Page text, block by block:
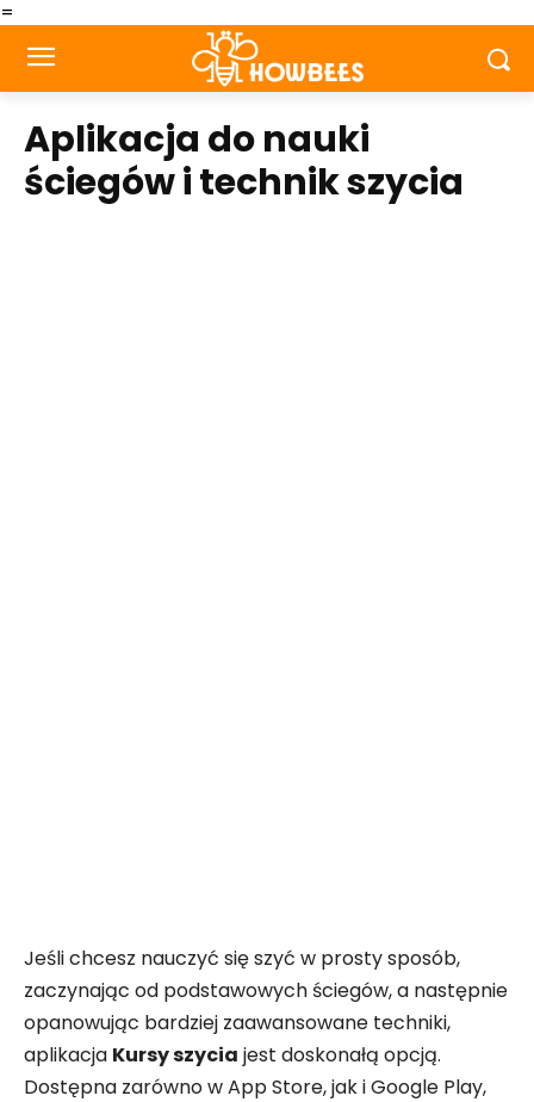
=
Aplikacja do nauki
ściegów i technik szycia
Jeśli chcesz nauczyć się szyć w prosty sposób,
zaczynając od podstawowych ściegów, a następnie
opanowując bardziej zaawansowane techniki,
aplikacja Kursy szycia jest doskonałą opcją.
Dostępna zarówno w App Store, jak i Google Play,